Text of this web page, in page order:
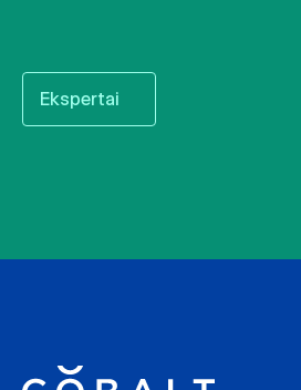
Ekspertai